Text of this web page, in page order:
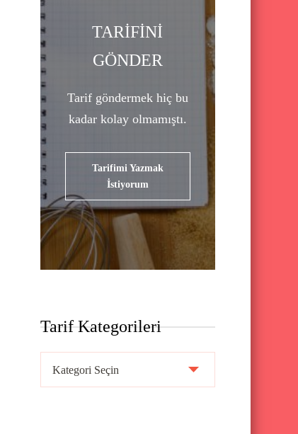
f
o
r
:
TARİFİNİ
GÖNDER
Tarif göndermek hiç bu
kadar kolay olmamıştı.
Tarifimi Yazmak
İstiyorum
Tarif Kategorileri
a